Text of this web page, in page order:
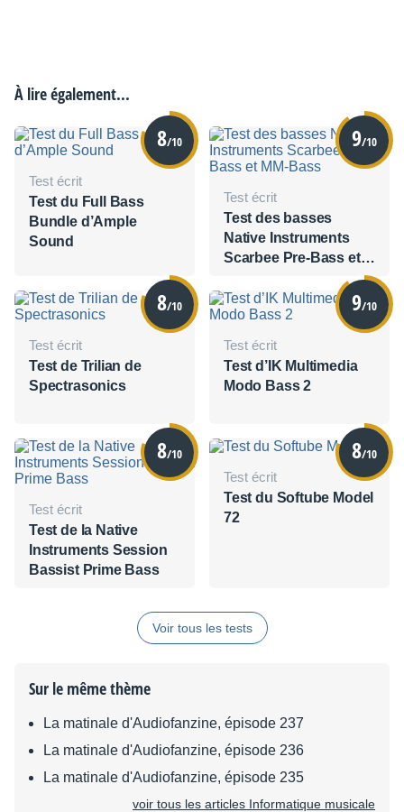
À lire également...
8/10
Test écrit
Test du Full Bass
Bundle d’Ample
Sound
9/10
Test écrit
Test des basses
Native Instruments
Scarbee Pre-Bass et
8/10
Test écrit
Test de Trilian de
Spectrasonics
9/10
Test écrit
Test d’IK Multimedia
Modo Bass 2
8/10
Test écrit
Test de la Native
Instruments Session
Bassist Prime Bass
8/10
Test écrit
Test du Softube Model
72
Voir tous les tests
Sur le même thème
La matinale d'Audiofanzine, épisode 237
La matinale d'Audiofanzine, épisode 236
La matinale d'Audiofanzine, épisode 235
voir tous les articles Informatique musicale